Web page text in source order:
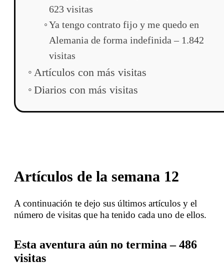
623 visitas
Ya tengo contrato fijo y me quedo en
Alemania de forma indefinida – 1.842
visitas
Artículos con más visitas
Diarios con más visitas
Artículos de la semana 12
A continuación te dejo sus últimos artículos y el
número de visitas que ha tenido cada uno de ellos.
Esta aventura aún no termina – 486
visitas